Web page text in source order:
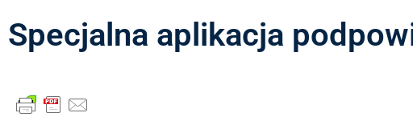
Specjalna aplikacja